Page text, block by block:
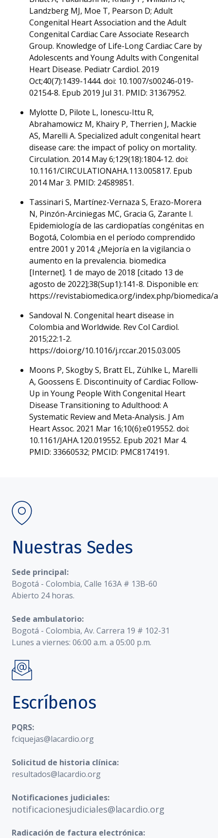
Landzberg MJ, Moe T, Pearson D; Adult
Congenital Heart Association and the Adult
Congenital Cardiac Care Associate Research
Group. Knowledge of Life-Long Cardiac Care by
Adolescents and Young Adults with Congenital
Heart Disease. Pediatr Cardiol. 2019
Oct;40(7):1439-1444. doi: 10.1007/s00246-019-
02154-8. Epub 2019 Jul 31. PMID: 31367952.
Mylotte D, Pilote L, Ionescu-Ittu R,
Abrahamowicz M, Khairy P, Therrien J, Mackie
AS, Marelli A. Specialized adult congenital heart
disease care: the impact of policy on mortality.
Circulation. 2014 May 6;129(18):1804-12. doi:
10.1161/CIRCULATIONAHA.113.005817. Epub
2014 Mar 3. PMID: 24589851.
Tassinari S, Martínez-Vernaza S, Erazo-Morera
N, Pinzón-Arciniegas MC, Gracia G, Zarante I.
Epidemiología de las cardiopatías congénitas en
Bogotá, Colombia en el período comprendido
entre 2001 y 2014: ¿Mejoría en la vigilancia o
aumento en la prevalencia. biomedica
[Internet]. 1 de mayo de 2018 [citado 13 de
agosto de 2022];38(Sup1):141-8. Disponible en:
https://revistabiomedica.org/index.php/biomedica/
Sandoval N. Congenital heart disease in
Colombia and Worldwide. Rev Col Cardiol.
2015;22:1-2.
https://doi.org/10.1016/j.rccar.2015.03.005
Moons P, Skogby S, Bratt EL, Zühlke L, Marelli
A, Goossens E. Discontinuity of Cardiac Follow-
Up in Young People With Congenital Heart
Disease Transitioning to Adulthood: A
Systematic Review and Meta-Analysis. J Am
Heart Assoc. 2021 Mar 16;10(6):e019552. doi:
10.1161/JAHA.120.019552. Epub 2021 Mar 4.
PMID: 33660532; PMCID: PMC8174191.
Nuestras Sedes
Sede principal:
Bogotá - Colombia, Calle 163A # 13B-60
Abierto 24 horas.
Sede ambulatorio:
Bogotá - Colombia, Av. Carrera 19 # 102-31
Lunes a viernes: 06:00 a.m. a 05:00 p.m.
Escríbenos
PQRS:
fciquejas@lacardio.org
Solicitud de historia clínica:
resultados@lacardio.org
Notificaciones judiciales:
notificacionesjudiciales@lacardio.org
Radicación de factura electrónica: